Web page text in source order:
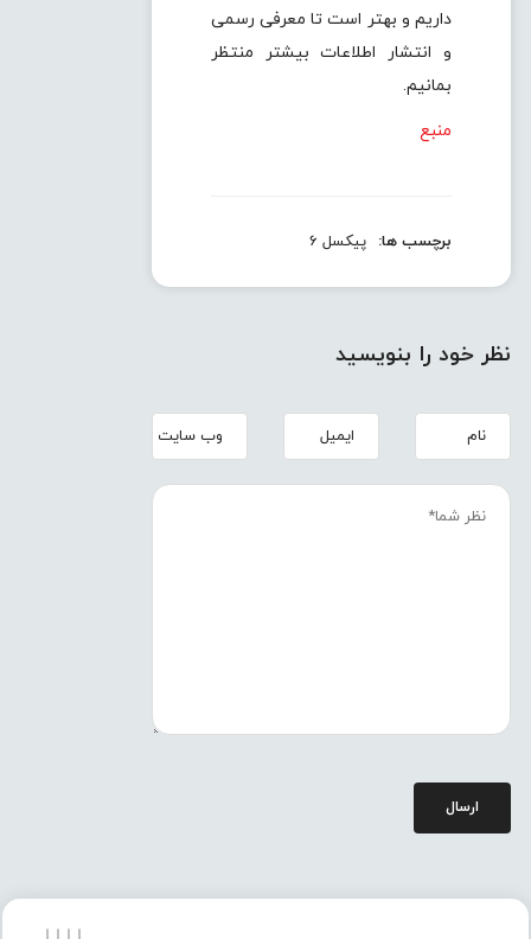
داریم و بهتر است تا معرفی رسمی
و انتشار اطلاعات بیشتر منتظر
بمانیم.
منبع
برچسب ها: پیکسل 6
نظر خود را بنویسید
ارسال